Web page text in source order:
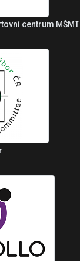
centrum MŠMT